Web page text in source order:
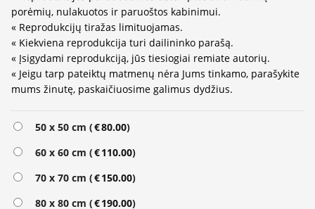
porėmių, nulakuotos ir paruoštos kabinimui.
« Reprodukcijų tiražas limituojamas.
« Kiekviena reprodukcija turi dailininko parašą.
« Įsigydami reprodukciją, jūs tiesiogiai remiate autorių.
« Jeigu tarp pateiktų matmenų nėra Jums tinkamo, parašykite
mums žinutę, paskaičiuosime galimus dydžius.
50 x 50 cm (€80.00)
60 x 60 cm (€110.00)
70 x 70 cm (€150.00)
80 x 80 cm (€190.00)